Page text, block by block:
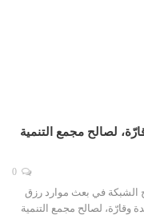
لصالح مجمع التنمية
الشبكة في بعث موارد رزق
وقارّة، لصالح مجمع التنمية